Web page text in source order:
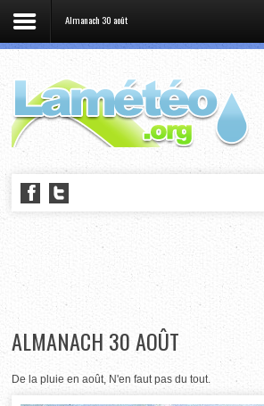
Almanach 30 août
ALMANACH 30 AOÛT
De la pluie en août, N'en faut pas du tout.